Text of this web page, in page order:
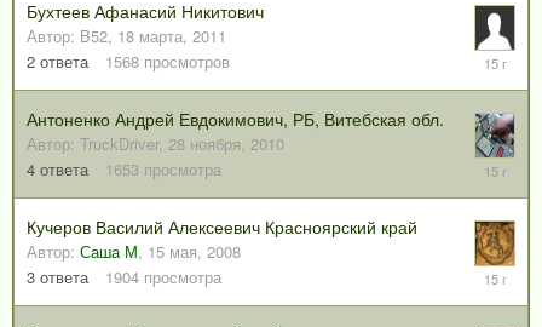
Бухтеев Афанасий Никитович
Автор: B52, 18 марта, 2011
2 ответа 1568 просмотров
23
2011
Антоненко Андрей Евдокимович, РБ, Витебская обл.
Автор: TruckDriver, 28 ноября, 2010
4 ответа 1653 просмотра
22
2011
Кучеров Василий Алексеевич Красноярский край
Автор: Саша М, 15 мая, 2008
3 ответа 1904 просмотра
28
2011